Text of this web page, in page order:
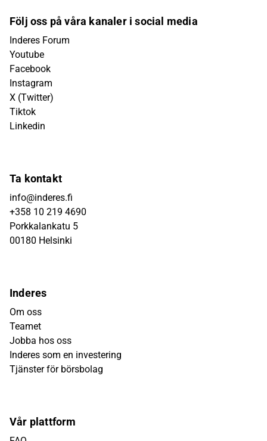
Följ oss på våra kanaler i social media
Inderes Forum
Youtube
Facebook
Instagram
X (Twitter)
Tiktok
Linkedin
Ta kontakt
info@inderes.fi
+358 10 219 4690
Porkkalankatu 5
00180 Helsinki
Inderes
Om oss
Teamet
Jobba hos oss
Inderes som en investering
Tjänster för börsbolag
Vår plattform